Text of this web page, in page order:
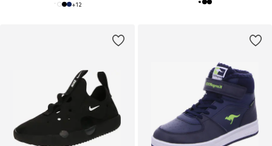
+12